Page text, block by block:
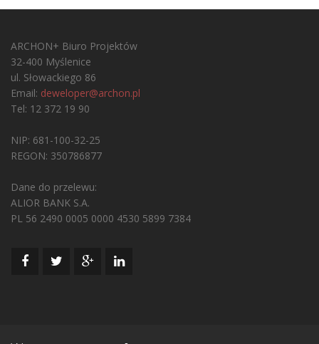
ARCHON+ Biuro Projektów
32-400 Myślenice
ul. Słowackiego 86
Email: deweloper@archon.pl
Tel: 12 372 19 90
NIP: 681-100-32-25
REGON: 350786877
Dane do przelewu:
ALIOR BANK S.A.
PL 56 2490 0005 0000 4530 5899 7384